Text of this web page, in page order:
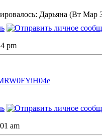
Дарьяна (Вт Мар
pm
am